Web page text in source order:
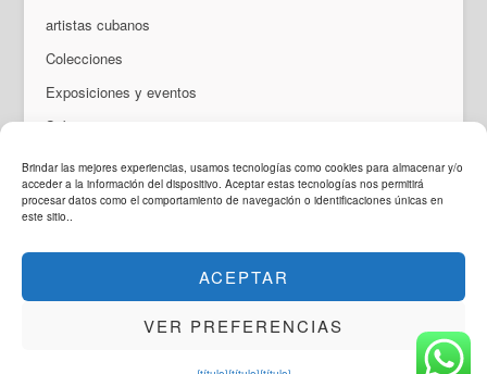
Brindar las mejores experiencias, usamos tecnologías como cookies para almacenar y/o
acceder a la información del dispositivo. Aceptar estas tecnologías nos permitirá
procesar datos como el comportamiento de navegación o identificaciones únicas en
este sitio..
ACEPTAR
VER PREFERENCIAS
artistas cubanos
Colecciones
Exposiciones y eventos
Sobre nosotros
Contacto
Legal y Privacidad
InstagramFacebook Youtube WhatsApp